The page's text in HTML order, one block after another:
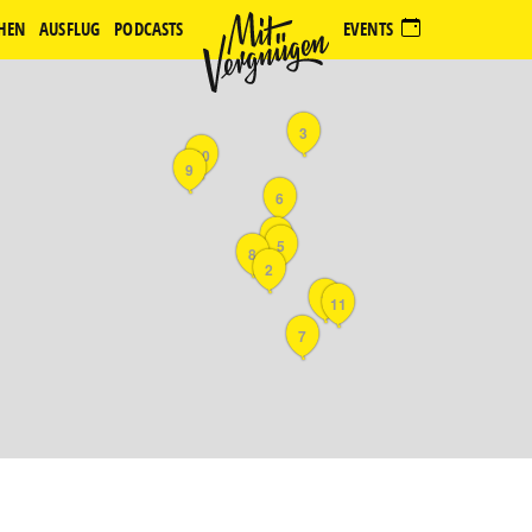
AUSFLUG PODCASTS EVENTS
9
5
8
6
10
2
1
7
11
3
4